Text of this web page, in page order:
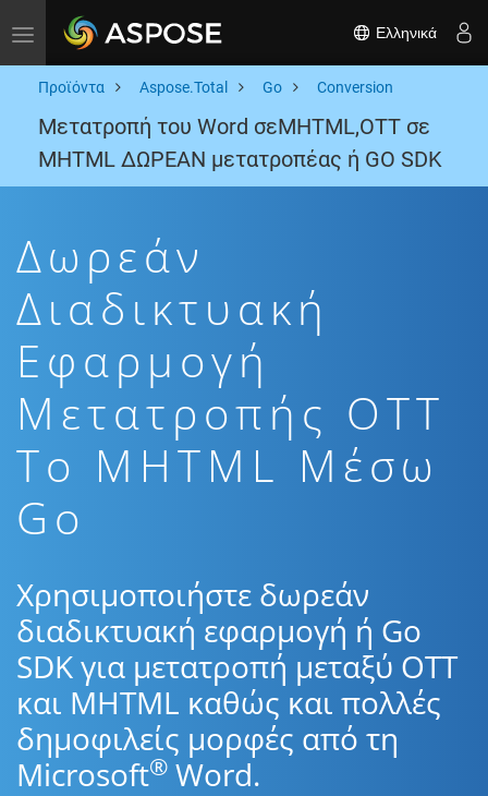
Toggle navigation Ελληνικά
Προϊόντα Aspose.Total Go Conversion
Μετατροπή του Word σεMHTML,OTT σε
MHTML ΔΩΡΕΑΝ μετατροπέας ή GO SDK
Δωρεάν
Διαδικτυακή
Εφαρμογή
Μετατροπής OTT
To MHTML Μέσω
Go
Χρησιμοποιήστε δωρεάν
διαδικτυακή εφαρμογή ή Go
SDK για μετατροπή μεταξύ OTT
και MHTML καθώς και πολλές
δημοφιλείς μορφές από τη
Microsoft® Word.